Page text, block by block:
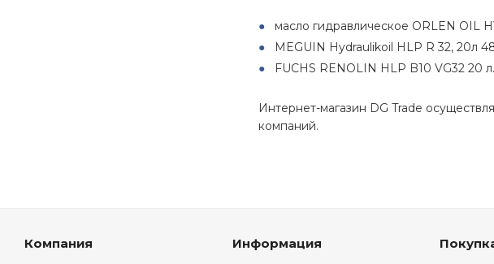
масло гидравлическое ORLEN OIL
MEGUIN Hydraulikoil HLP R 32, 20л
FUCHS RENOLIN HLP B10 VG32 20 л.
Интернет-магазин DG Trade
компаний.
Компания Информация